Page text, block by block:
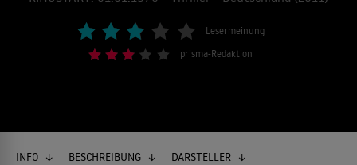
Lesermeinung
prisma-Redaktion
INFO BESCHREIBUNG DARSTELLER